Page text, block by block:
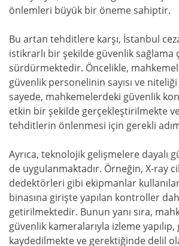
önlemleri büyük bir öneme sahiptir.
Bu artan tehditlere karşı, İstanbul
istikrarlı bir şekilde güvenlik sağlama
sürdürmektedir. Öncelikle,
güvenlik personelinin sayısı ve niteliği
sayede, mahkemelerdeki güvenlik
etkin bir şekilde gerçekleştirilmekte
tehditlerin önlenmesi için gerekli
Ayrıca, teknolojik gelişmelere dayalı
de uygulanmaktadır. Örneğin, X-ray
dedektörleri gibi ekipmanlar
binasına girişte yapılan kontroller
getirilmektedir. Bunun yanı sıra,
güvenlik kameralarıyla izleme
kaydedilmekte ve gerektiğinde delil